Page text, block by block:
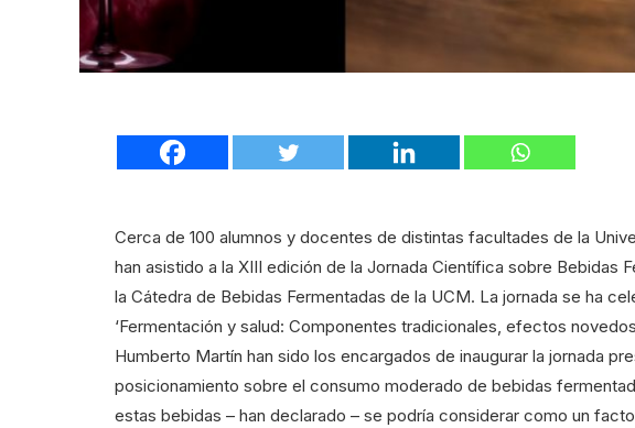
Cerca de 100 alumnos y docentes de distintas facultades de la
han asistido a la XIII edición de la Jornada Científica sobre Bebidas
la Cátedra de Bebidas Fermentadas de la UCM. La jornada se ha
‘Fermentación y salud: Componentes tradicionales, efectos
Humberto Martín han sido los encargados de inaugurar la jornada
posicionamiento sobre el consumo moderado de bebidas
estas bebidas – han declarado – se podría considerar como un